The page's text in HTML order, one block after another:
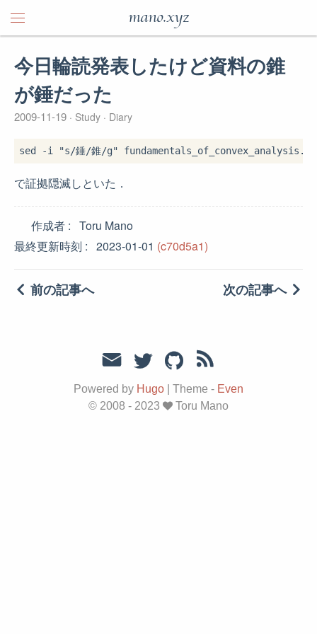
mano.xyz
今日輪読発表したけど資料の錐
が錘だった
2009-11-19 Study Diary
sed -i "s/錘/錐/g"
で証拠隠滅しといた．
作成者
Toru Mano
最終更新時刻
2023-01-01 (c70d5a1)
前の記事へ 次の記事へ
Powered by Hugo Theme - Even
© 2008 - 2023
Toru Mano